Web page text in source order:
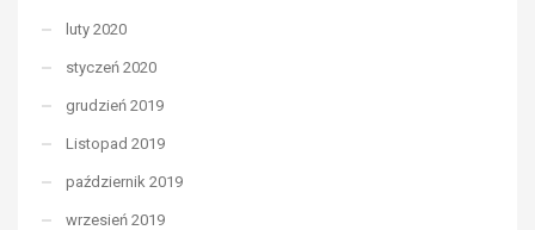
luty 2020
styczeń 2020
grudzień 2019
Listopad 2019
październik 2019
wrzesień 2019